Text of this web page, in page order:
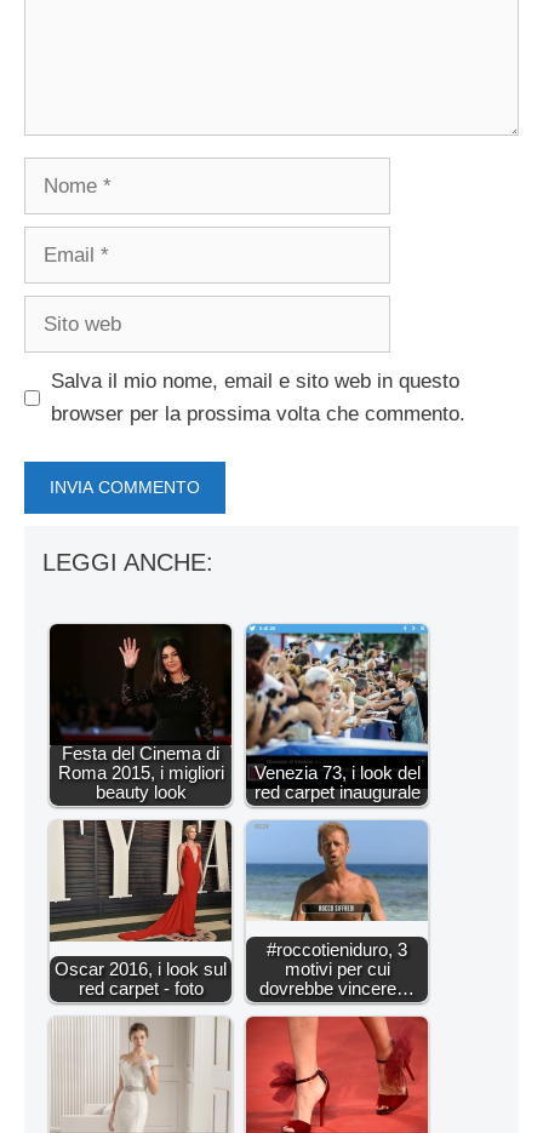
Nome
Email
Sito
Salva il mio nome, email e sito web in questo
browser per la prossima volta che commento.
LEGGI ANCHE:
Festa del Cinema di
Roma 2015, i migliori
beauty look
Venezia 73, i look del
red carpet inaugurale
Oscar 2016, i look sul
red carpet - foto
#roccotieniduro, 3
motivi per cui
dovrebbe vincere…